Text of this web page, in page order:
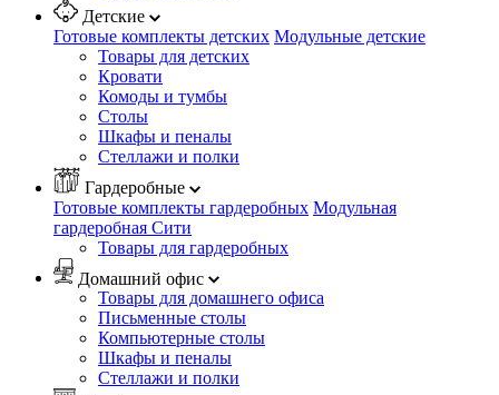
Детские
Готовые комплекты детских Модульные детские
Товары для детских
Кровати
Комоды и тумбы
Столы
Шкафы и пеналы
Стеллажи и полки
Гардеробные
Готовые комплекты гардеробных Модульная
гардеробная Сити
Товары для гардеробных
Домашний офис
Товары для домашнего офиса
Письменные столы
Компьютерные столы
Шкафы и пеналы
Стеллажи и полки